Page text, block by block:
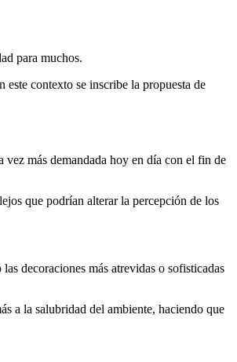
para muchos.
este contexto se inscribe la propuesta de
vez más demandada hoy en día con el fin de
que podrían alterar la percepción de los
decoraciones más atrevidas o sofisticadas
a la salubridad del ambiente, haciendo que